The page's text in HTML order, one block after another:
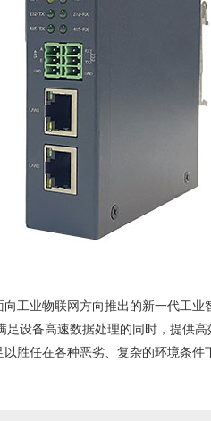
工业物联网方向推出的新一代工
设备高速数据处理的同时，提供
胜任在各种恶劣、复杂的环境条